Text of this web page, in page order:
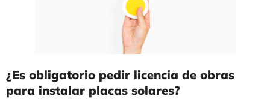
¿Es obligatorio pedir licencia de obras
para instalar placas solares?